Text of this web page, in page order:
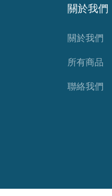
關於我們
關於我們
所有商品
聯絡我們